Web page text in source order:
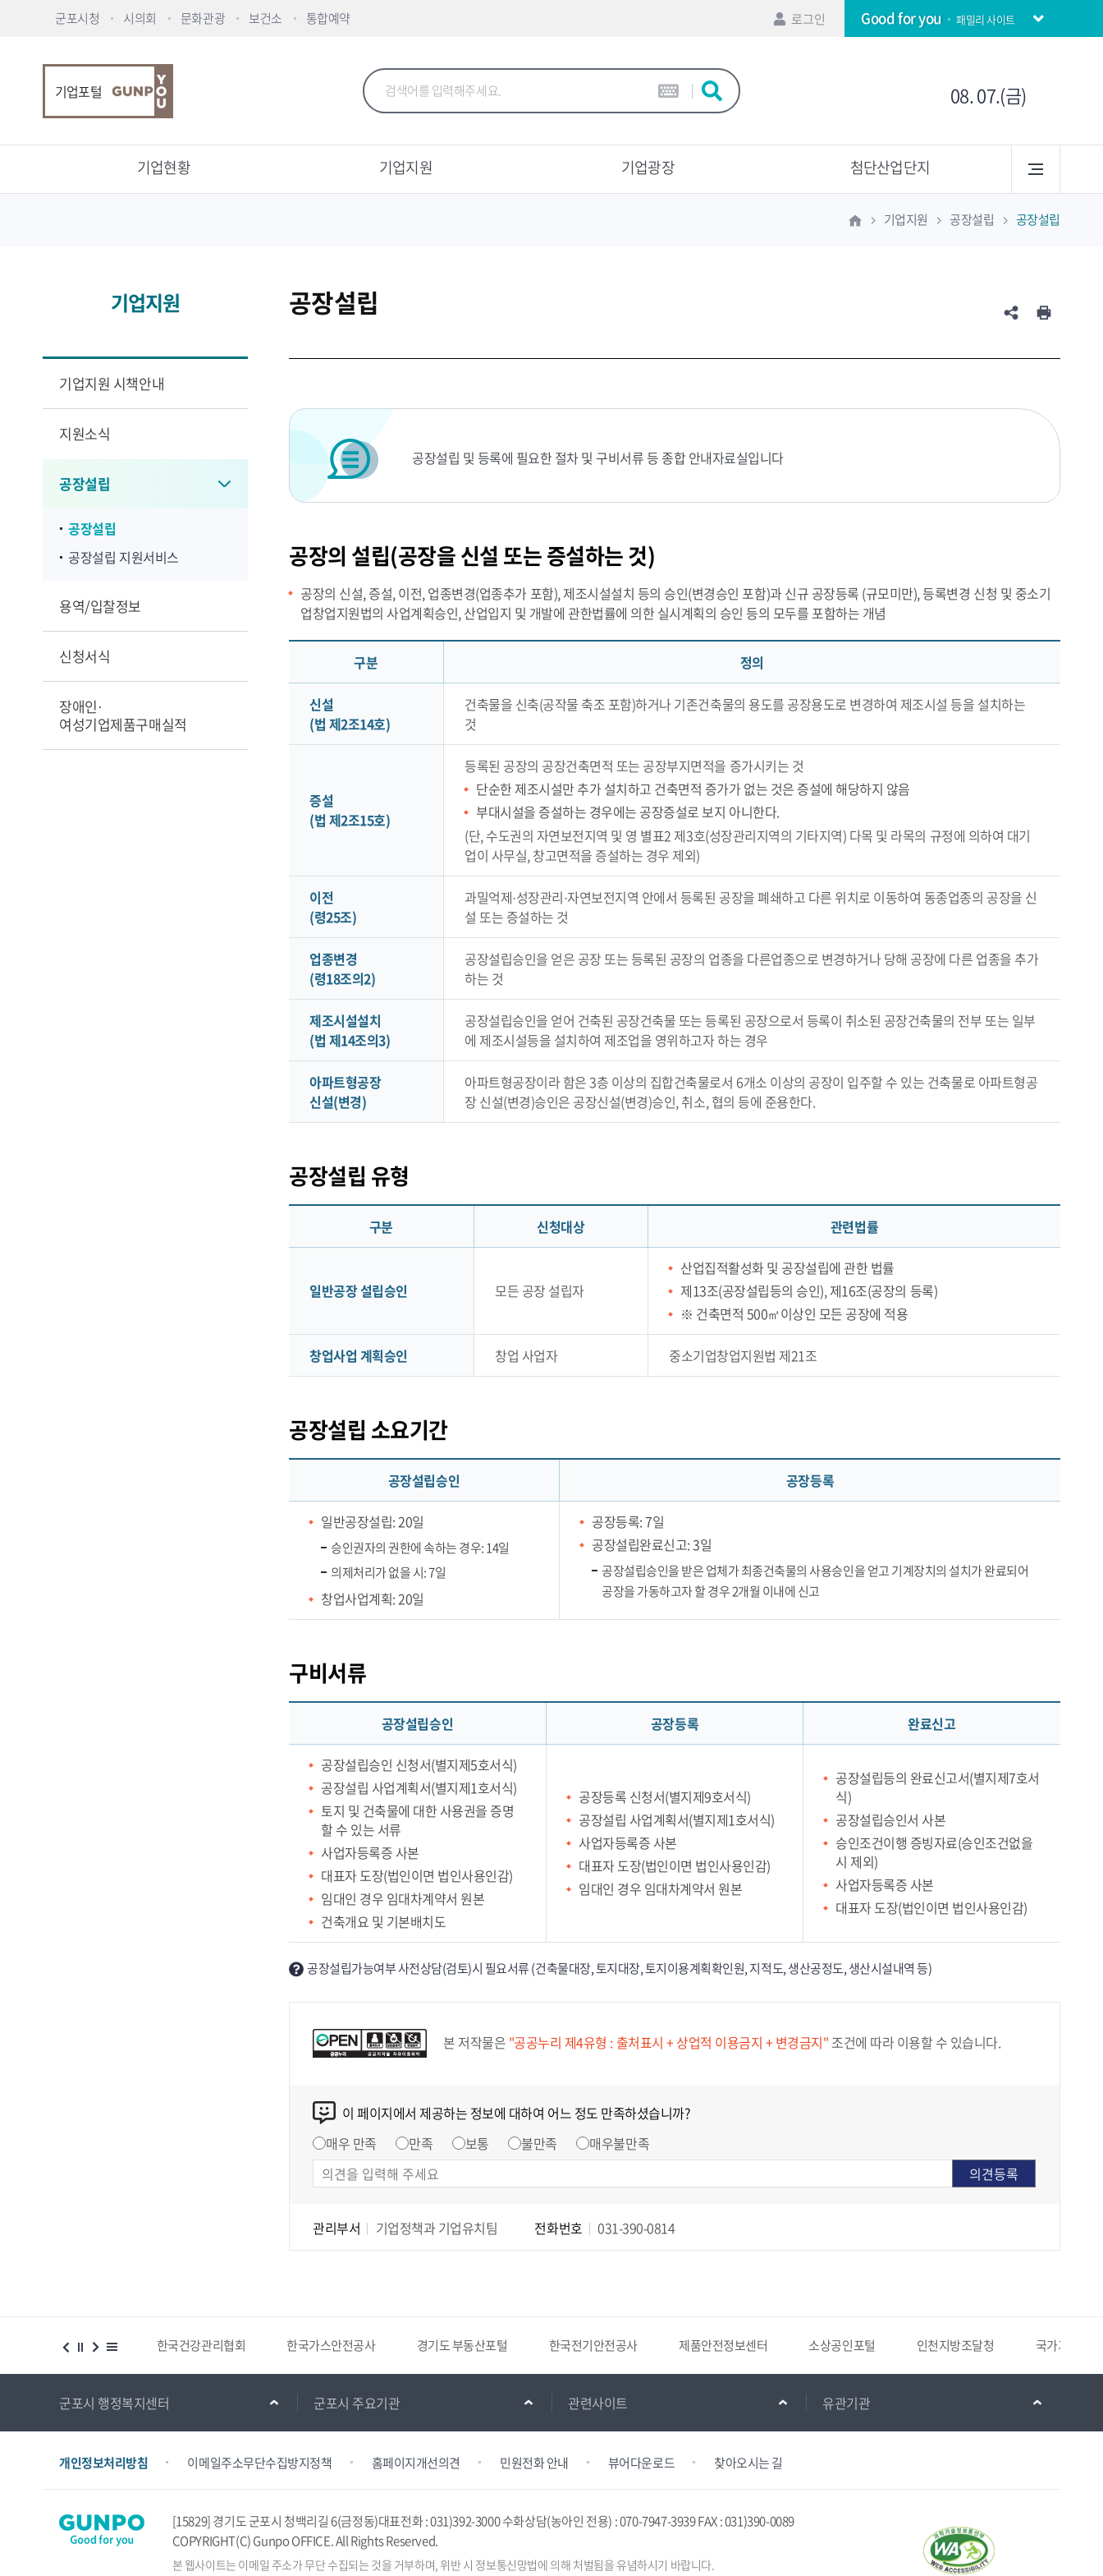
군포시청 시의회 문화관광 보건소 통합예약 로그인 Good for you 패밀리 사이트
기업포털 08. 07.(금)
기업현황 기업지원 기업광장 첨단산업단지
기업지원 공장설립 공장설립
기업지원
기업지원 시책안내
지원소식
공장설립
공장설립
공장설립 지원서비스
용역/입찰정보
신청서식
장애인·
여성기업제품구매실적
공장설립
공장설립 및 등록에 필요한 절차 및 구비서류 등 종합 안내자료실입니다
공장의 설립(공장을 신설 또는 증설하는 것)
공장의 신설, 증설, 이전, 업종변경(업종추가 포함), 제조시설설치 등의 승인(변경승인 포함)과 신규 공장등록 (규모미만), 등록변경 신청 및 중소기
업창업지원법의 사업계획승인, 산업입지 및 개발에 관한법률에 의한 실시계획의 승인 등의 모두를 포함하는 개념
구분 정의
신설
(법 제2조14호)
건축물을 신축(공작물 축조 포함)하거나 기존건축물의 용도를 공장용도로 변경하여 제조시설 등을 설치하는
것
증설
(법 제2조15호)
등록된 공장의 공장건축면적 또는 공장부지면적을 증가시키는 것
단순한 제조시설만 추가 설치하고 건축면적 증가가 없는 것은 증설에 해당하지 않음
부대시설을 증설하는 경우에는 공장증설로 보지 아니한다.
(단, 수도권의 자연보전지역 및 영 별표2 제3호(성장관리지역의 기타지역) 다목 및 라목의 규정에 의하여 대기
업이 사무실, 창고면적을 증설하는 경우 제외)
이전
(령25조)
과밀억제·성장관리·자연보전지역 안에서 등록된 공장을 폐쇄하고 다른 위치로 이동하여 동종업종의 공장을 신
설 또는 증설하는 것
업종변경
(령18조의2)
공장설립승인을 얻은 공장 또는 등록된 공장의 업종을 다른업종으로 변경하거나 당해 공장에 다른 업종을 추가
하는 것
제조시설설치
(법 제14조의3)
공장설립승인을 얻어 건축된 공장건축물 또는 등록된 공장으로서 등록이 취소된 공장건축물의 전부 또는 일부
에 제조시설등을 설치하여 제조업을 영위하고자 하는 경우
아파트형공장
신설(변경)
아파트형공장이라 함은 3층 이상의 집합건축물로서 6개소 이상의 공장이 입주할 수 있는 건축물로 아파트형공
장 신설(변경)승인은 공장신설(변경)승인, 취소, 협의 등에 준용한다.
공장설립 유형
구분 신청대상 관련법률
일반공장 설립승인 모든 공장 설립자
산업집적활성화 및 공장설립에 관한 법률
제13조(공장설립등의 승인), 제16조(공장의 등록)
※ 건축면적 500㎡이상인 모든 공장에 적용
창업사업 계획승인 창업 사업자 중소기업창업지원법 제21조
공장설립 소요기간
공장설립승인 공장등록
일반공장설립: 20일
승인권자의 권한에 속하는 경우: 14일
의제처리가 없을 시: 7일
창업사업계획: 20일
공장등록: 7일
공장설립완료신고: 3일
공장설립승인을 받은 업체가 최종건축물의 사용승인을 얻고 기계장치의 설치가 완료되어
공장을 가동하고자 할 경우 2개월 이내에 신고
구비서류
공장설립승인 공장등록 완료신고
공장설립승인 신청서(별지제5호서식)
공장설립 사업계획서(별지제1호서식)
토지 및 건축물에 대한 사용권을 증명
할 수 있는 서류
사업자등록증 사본
대표자 도장(법인이면 법인사용인감)
임대인 경우 임대차계약서 원본
건축개요 및 기본배치도
공장등록 신청서(별지제9호서식)
공장설립 사업계획서(별지제1호서식)
사업자등록증 사본
대표자 도장(법인이면 법인사용인감)
임대인 경우 임대차계약서 원본
공장설립등의 완료신고서(별지제7호서
식)
공장설립승인서 사본
승인조건이행 증빙자료(승인조건없을
시 제외)
사업자등록증 사본
대표자 도장(법인이면 법인사용인감)
공장설립가능여부 사전상담(검토)시 필요서류 (건축물대장, 토지대장, 토지이용계획확인원, 지적도, 생산공정도, 생산시설내역 등)
본 저작물은 "공공누리 제4유형 : 출처표시 + 상업적 이용금지 + 변경금지" 조건에 따라 이용할 수 있습니다.
이 페이지에서 제공하는 정보에 대하여 어느 정도 만족하셨습니까?
매우 만족
만족 보통 불만족 매우불만족
관리부서 기업정책과 기업유치팀 전화번호 031-390-0814
한국건강관리협회 한국가스안전공사 경기도 부동산포털 한국전기안전공사 제품안전정보센터 소상공인포털 인천지방조달청 국가기록원 군포소방서
군포시 행정복지센터 군포시 주요기관 관련사이트 유관기관
개인정보처리방침 이메일주소무단수집방지정책 홈페이지개선의견 민원전화 안내 뷰어다운로드 찾아오시는 길
[15829] 경기도 군포시 청백리길 6(금정동)대표전화 : 031)392-3000 수화상담(농아인 전용) : 070-7947-3939 FAX : 031)390-0089
COPYRIGHT(C) Gunpo OFFICE. All Rights Reserved.
본 웹사이트는 이메일 주소가 무단 수집되는 것을 거부하며, 위반 시 정보통신망법에 의해 처벌됨을유념하시기 바랍니다.